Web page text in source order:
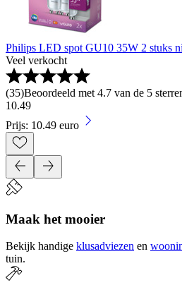
Philips LED spot GU10 35W 2 stuks
Veel verkocht
(35)Beoordeeld met 4.7 van de 5
10.49
Prijs: 10.49 euro
Maak het mooier
Bekijk handige klusadviezen en
tuin.